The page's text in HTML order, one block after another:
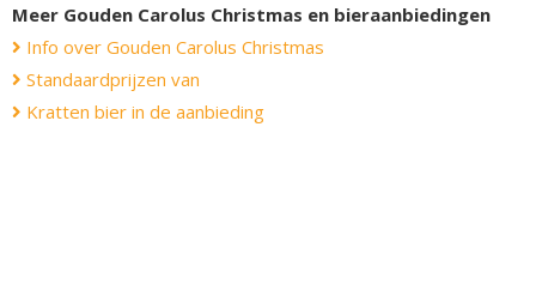
Meer Gouden Carolus Christmas en bieraanbiedingen
Info over Gouden Carolus Christmas
Standaardprijzen van
Kratten bier in de aanbieding